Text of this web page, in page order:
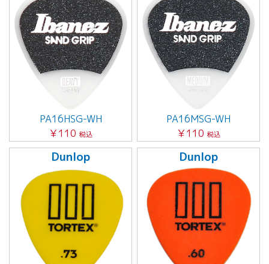
PA16HSG-WH
￥110 税込
PA16MSG-WH
￥110 税込
Dunlop Dunlop